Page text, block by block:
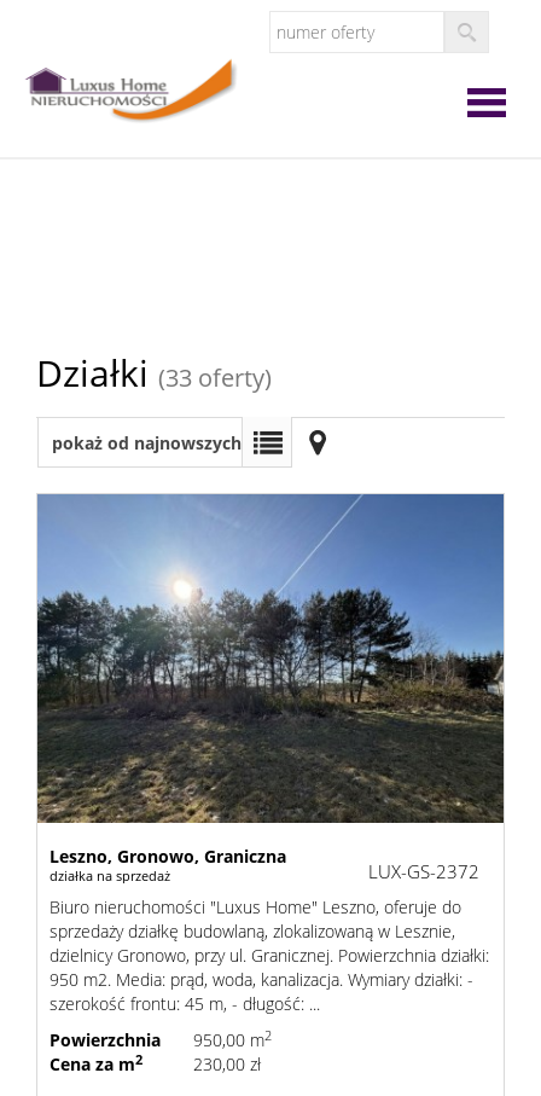
Zgłoś
chęć
kupna
Usługi
Działki (33 oferty)
pokaż od najnowszych
Leszno, Gronowo, Graniczna
działka na sprzedaż LUX-GS-2372
Biuro nieruchomości "Luxus Home" Leszno, oferuje do
sprzedaży działkę budowlaną, zlokalizowaną w Lesznie,
dzielnicy Gronowo, przy ul. Granicznej. Powierzchnia działki:
950 m2. Media: prąd, woda, kanalizacja. Wymiary działki: -
szerokość frontu: 45 m, - długość: ...
Powierzchnia
950,00 m2
Cena za m2 230,00 zł